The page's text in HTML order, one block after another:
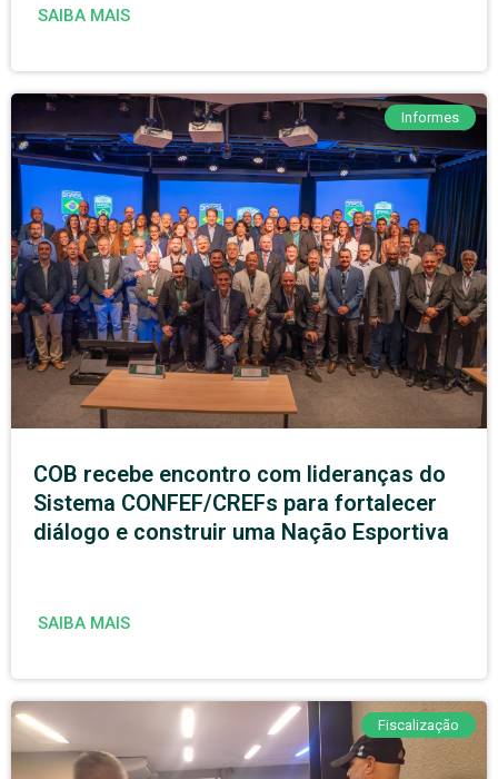
SAIBA MAIS
Informes
COB recebe encontro com lideranças do
Sistema CONFEF/CREFs para fortalecer
diálogo e construir uma Nação Esportiva
SAIBA MAIS
Fiscalização